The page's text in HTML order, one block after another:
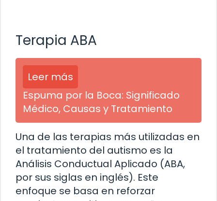
Terapia ABA
Leer más
Espuma por la Boca: Significado
Médico, Causas y Tratamiento
Una de las terapias más utilizadas en
el tratamiento del autismo es la
Análisis Conductual Aplicado (ABA,
por sus siglas en inglés). Este
enfoque se basa en reforzar